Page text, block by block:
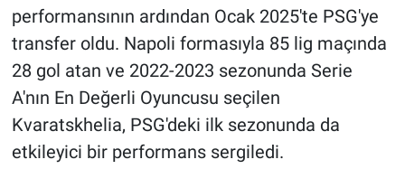
performansının ardından Ocak 2025'te PSG'ye
transfer oldu. Napoli formasıyla 85 lig maçında
28 gol atan ve 2022-2023 sezonunda Serie
A'nın En Değerli Oyuncusu seçilen
Kvaratskhelia, PSG'deki ilk sezonunda da
etkileyici bir performans sergiledi.